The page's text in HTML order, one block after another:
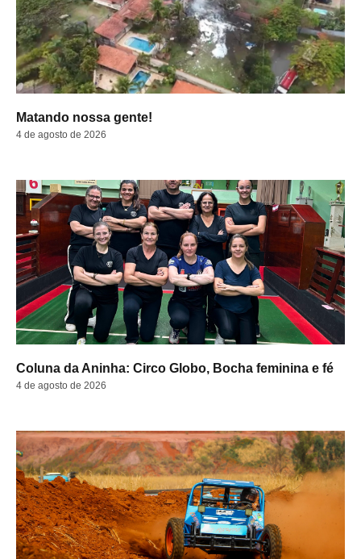
Matando nossa gente!
4 de agosto de 2026
Coluna da Aninha: Circo Globo, Bocha feminina e fé
4 de agosto de 2026